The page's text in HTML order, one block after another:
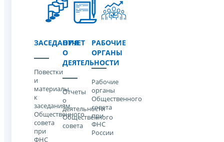
ЗАСЕДАНИЯ
Повестки
и
материалы
к
заседаниям
Общественного
совета
при
ФНС
ОТЧЕТ
О
ДЕЯТЕЛЬНОСТИ
Отчеты
о
деятельности
Общественного
совета
РАБОЧИЕ
ОРГАНЫ
Рабочие
органы
Общественного
совета
при
ФНС
России